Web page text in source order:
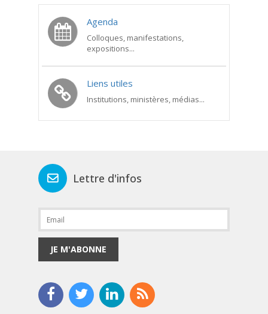
Agenda
Colloques, manifestations,
expositions...
Liens utiles
Institutions, ministères, médias...
Lettre d'infos
JE M'ABONNE